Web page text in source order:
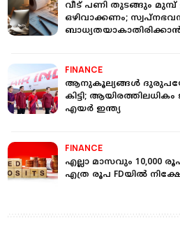
വീട് പണി തുടങ്ങും
ഒഴിവാക്കണം;
FINANCE
ആനുകൂല്യങ്ങള്‍
കിട്ടി; ആയിരത്തിലധികം
എയര്‍ ഇന്ത്യ
FINANCE
എല്ലാ മാസവും 10,000
എത്ര രൂപ FDയിൽ